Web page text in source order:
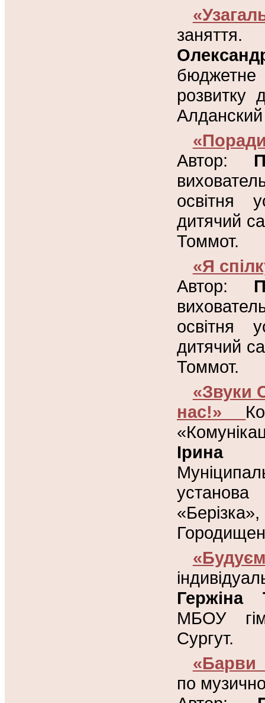
бюджетне
розвитку
Автор:
освітня
дитячий
Томмот.
«Я
Автор:
освітня
дитячий
Томмот.
«Звуки
нас!»
Ірина
Гержіна
МБОУ
Сургут.
«Барви
по